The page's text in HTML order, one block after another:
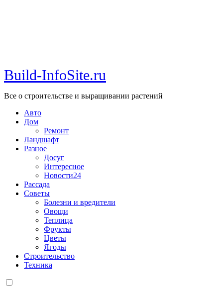
Build-InfoSite.ru
Все о строительстве и выращивании растений
Авто
Дом
Ремонт
Ландшафт
Разное
Досуг
Интересное
Новости24
Рассада
Советы
Болезни и вредители
Овощи
Теплица
Фрукты
Цветы
Ягоды
Строительство
Техника